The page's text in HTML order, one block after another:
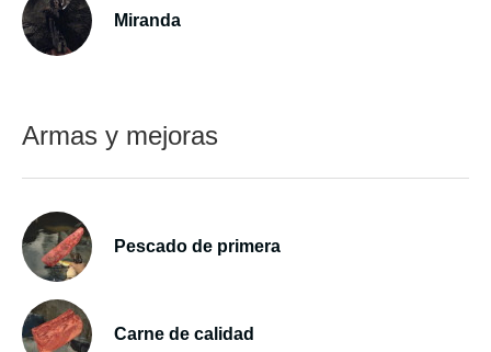
Miranda
Armas y mejoras
Pescado de primera
Carne de calidad